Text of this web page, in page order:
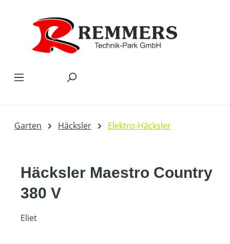
Garten Häcksler Elektro-Häcksler
Häcksler Maestro Country
380 V
Eliet